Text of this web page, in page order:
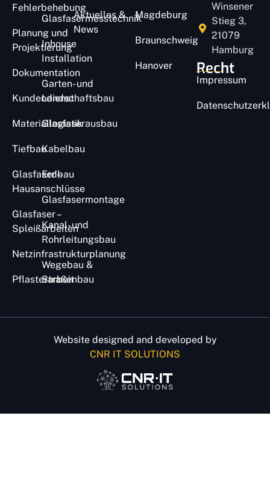
Glasfasermesstechnik
Inhouse
Installation
Garten- und
Landschaftsbau
Glasfaserausbau
Kabelbau
Erdbau
Glasfasermontage​
Kanal- und
Rohrleitungsbau
Wegebau &
Straßenbau
Fehlerbehebung
Planung und
Projektierung
Dokumentation
Kundendienst
Materiallogistik
Tiefbau
Glasfaser –
Hausanschlüsse
Glasfaser –
Spleißarbeiten
Netzinfrastrukturplanung
Pflasterarbeit​
Aktuelles &
News
Magdeburg
Braunschweig
Hanover
Winsener
Stieg 3,
21079
Hamburg
Recht
Impressum
Website designed and developed by
CNR IT SOLUTIONS